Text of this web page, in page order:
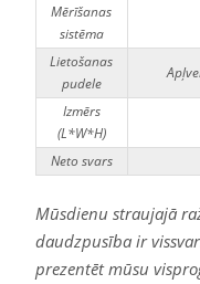
Mērīšanas
sistēma
Lietošanas
pudele
Izmērs
(L*W*H)
Neto svars
Mūsdienu straujajā
daudzpusība ir
prezentēt mūsu